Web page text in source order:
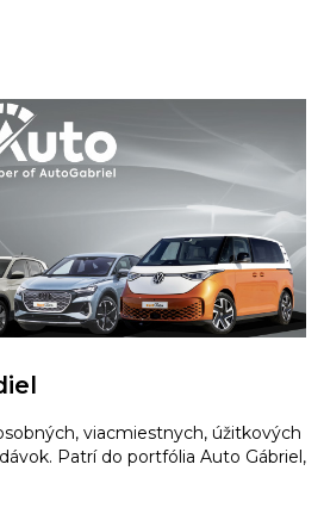
viacmiestnych, úžitkových
Patrí do portfólia Auto Gábriel,